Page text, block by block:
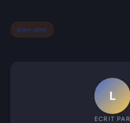
Bien-etre
L
ECRIT PAR